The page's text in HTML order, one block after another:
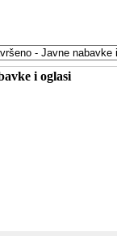
i oglasi